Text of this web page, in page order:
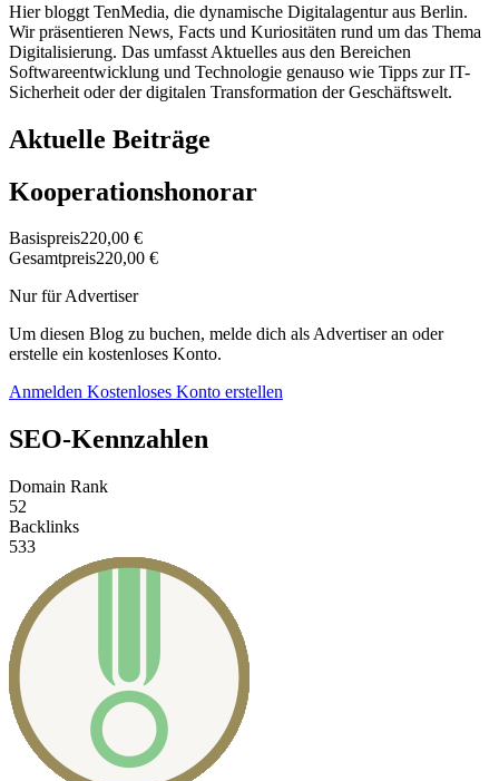
Hier bloggt TenMedia, die dynamische Digitalagentur aus Berlin.
Wir präsentieren News, Facts und Kuriositäten rund um das Thema
Digitalisierung. Das umfasst Aktuelles aus den Bereichen
Softwareentwicklung und Technologie genauso wie Tipps zur IT-
Sicherheit oder der digitalen Transformation der Geschäftswelt.
Aktuelle Beiträge
Kooperationshonorar
Basispreis220,00 €
Gesamtpreis220,00 €
Nur für Advertiser
Um diesen Blog zu buchen, melde dich als Advertiser an oder
erstelle ein kostenloses Konto.
Anmelden Kostenloses Konto erstellen
SEO-Kennzahlen
Domain Rank
52
Backlinks
533